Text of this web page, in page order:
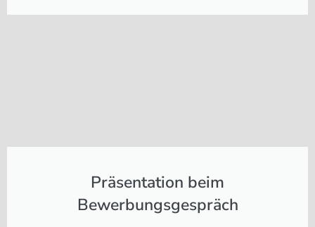
Präsentation beim
Bewerbungsgespräch